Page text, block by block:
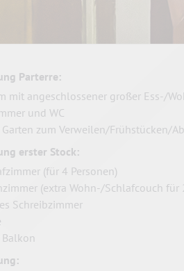
Parterre:
mit angeschlossener großer Ess-/
und WC
zum Verweilen/Frühstücken/
erster Stock:
(für 4 Personen)
(extra Wohn-/Schlafcouch für
Schreibzimmer